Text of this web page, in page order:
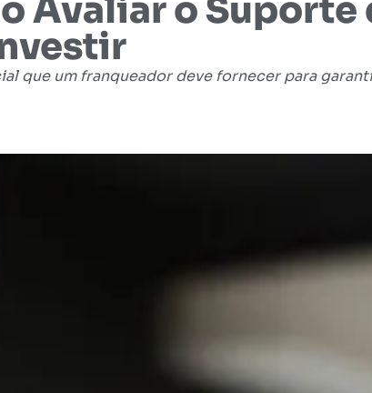
Avaliar o Suporte
que um franqueador deve fornecer para